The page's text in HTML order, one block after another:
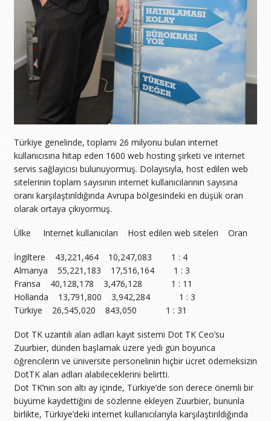
Türkiye genelinde, toplamı 26 milyonu bulan internet
kullanıcısına hitap eden 1600 web hosting şirketi ve internet
servis sağlayıcısı bulunuyormuş. Dolayısıyla, host edilen web
sitelerinin toplam sayısının internet kullanıcılarının sayısına
oranı karşılaştırıldığında Avrupa bölgesindeki en düşük oran
olarak ortaya çıkıyormuş.
Ülke Internet kullanıcıları Host edilen web siteleri Oran
İngiltere 43,221,464 10,247,083 1 : 4
Almanya 55,221,183 17,516,164 1 : 3
Fransa 40,128,178 3,476,128 1 : 11
Hollanda 13,791,800 3,942,284 1 : 3
Türkiye 26,545,020 843,050 1 : 31
Dot TK uzantılı alan adları kayıt sistemi Dot TK Ceo’su
Zuurbier, dünden başlamak üzere yedi gün boyunca
öğrencilerin ve üniversite personelinin hiçbir ücret ödemeksizin
DotTK alan adları alabileceklerini belirtti.
Dot TK’nın son altı ay içinde, Türkiye’de son derece önemli bir
büyüme kaydettiğini de sözlerine ekleyen Zuurbier, bununla
birlikte, Türkiye’deki internet kullanıcılarıyla karşılaştırıldığında